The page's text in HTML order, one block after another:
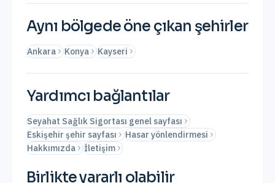
Aynı bölgede öne çıkan şehirler
Ankara Konya Kayseri
Yardımcı bağlantılar
Seyahat Sağlık Sigortası genel sayfası
Eskişehir şehir sayfası
Hasar yönlendirmesi
Hakkımızda
İletişim
Birlikte yararlı olabilir